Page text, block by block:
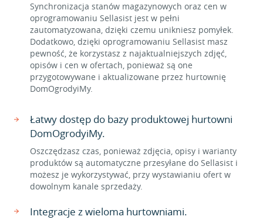
Synchronizacja stanów magazynowych oraz cen w
oprogramowaniu Sellasist jest w pełni
zautomatyzowana, dzięki czemu unikniesz pomyłek.
Dodatkowo, dzięki oprogramowaniu Sellasist masz
pewność, że korzystasz z najaktualniejszych zdjęć,
opisów i cen w ofertach, ponieważ są one
przygotowywane i aktualizowane przez hurtownię
DomOgrodyiMy.
Łatwy dostęp do bazy produktowej hurtowni
DomOgrodyiMy.
Oszczędzasz czas, ponieważ zdjęcia, opisy i warianty
produktów są automatyczne przesyłane do Sellasist i
możesz je wykorzystywać, przy wystawianiu ofert w
dowolnym kanale sprzedaży.
Integracje z wieloma hurtowniami.